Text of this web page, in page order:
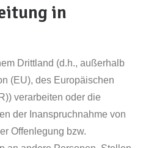
in
Drittland (d.h., außerhalb
(EU), des Europäischen
verarbeiten oder die
der Inanspruchnahme von
Offenlegung bzw.